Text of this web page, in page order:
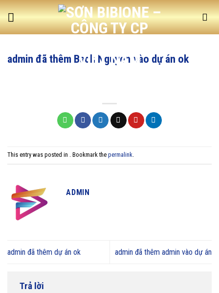
Skip
content
admin đã thêm Bach Nguyen vào dự án ok
This entry was posted in . Bookmark the permalink.
ADMIN
admin đã thêm dự án ok admin đã thêm admin vào dự án
Trả lời